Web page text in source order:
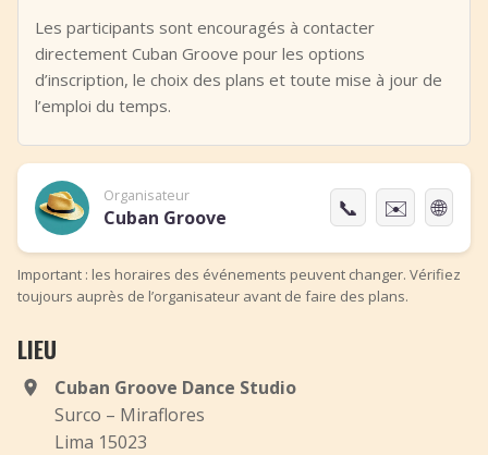
Les participants sont encouragés à contacter
directement Cuban Groove pour les options
d’inscription, le choix des plans et toute mise à jour de
l’emploi du temps.
Organisateur
Cuban Groove 📞 ✉️ 🌐
Important : les horaires des événements peuvent changer. Vérifiez
toujours auprès de l’organisateur avant de faire des plans.
LIEU
Cuban Groove Dance Studio
Surco – Miraflores
Lima 15023